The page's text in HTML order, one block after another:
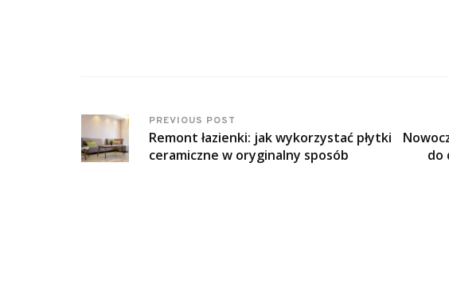
PREVIOUS POST
Remont łazienki: jak wykorzystać płytki
ceramiczne w oryginalny sposób
do